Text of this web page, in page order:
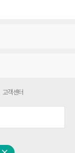
고객센터